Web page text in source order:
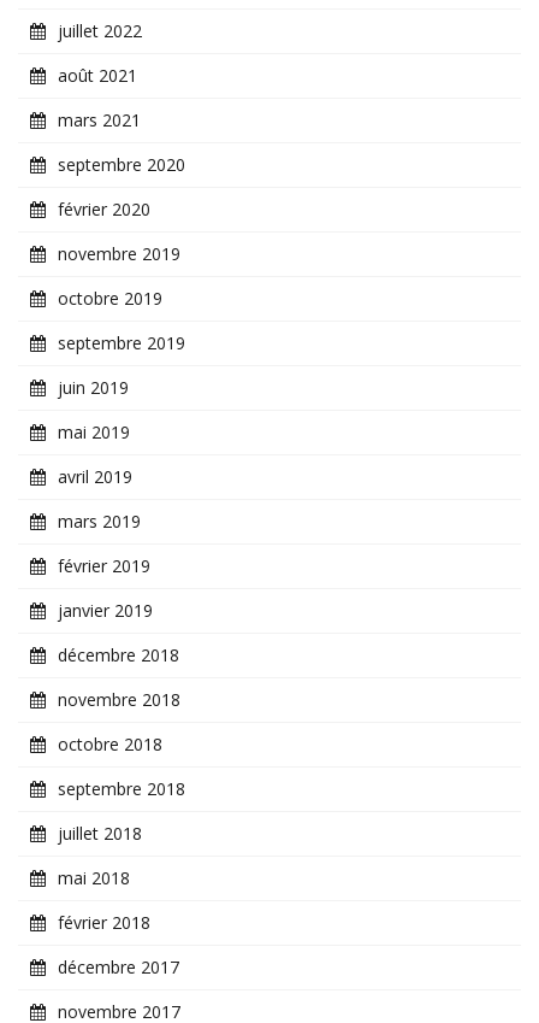
juillet 2022
août 2021
mars 2021
septembre 2020
février 2020
novembre 2019
octobre 2019
septembre 2019
juin 2019
mai 2019
avril 2019
mars 2019
février 2019
janvier 2019
décembre 2018
novembre 2018
octobre 2018
septembre 2018
juillet 2018
mai 2018
février 2018
décembre 2017
novembre 2017